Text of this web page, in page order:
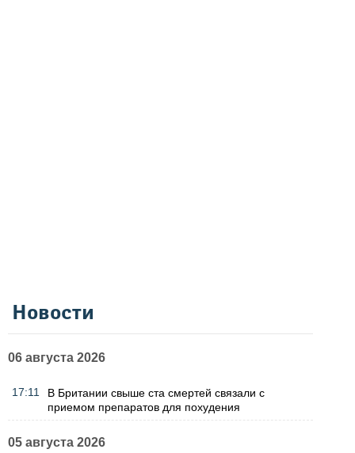
Новости
06 августа 2026
17:11
В Британии свыше ста смертей связали с
приемом препаратов для похудения
05 августа 2026